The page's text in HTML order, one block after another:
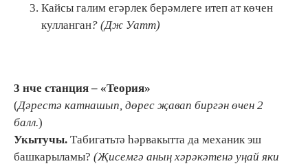
Кайсы галим егәрлек берәмлеге итеп ат көчен
кулланган? (Дж Уатт)
3 нче станция – «Теория»
(Дәрестә катнашып, дөрес җавап биргән өчен 2
балл.)
Укытучы. Табигатьтә һәрвакытта да механик эш
башкарыламы? (Җисемгә аның хәрәкәтенә уңай яки